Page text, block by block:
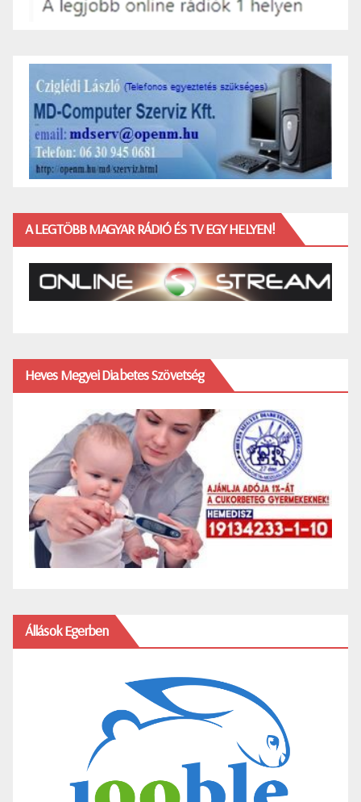
A LEGTÖBB MAGYAR RÁDIÓ ÉS TV EGY HELYEN!
Heves Megyei Diabetes Szövetség
Állások Egerben